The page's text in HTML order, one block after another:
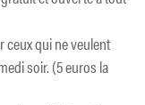
ceux qui ne veulent
soir. (5 euros la